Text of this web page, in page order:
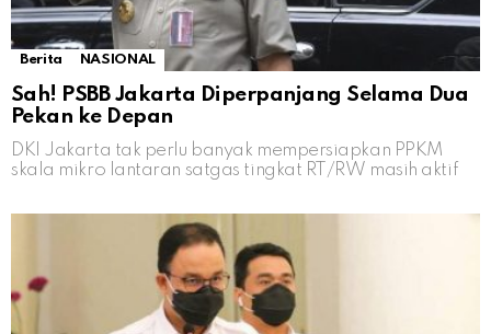
Berita NASIONAL
Sah! PSBB Jakarta Diperpanjang Selama Dua
Pekan ke Depan
DKI Jakarta tak perlu banyak mempersiapkan PPKM
skala mikro lantaran satgas tingkat RT/RW masih aktif